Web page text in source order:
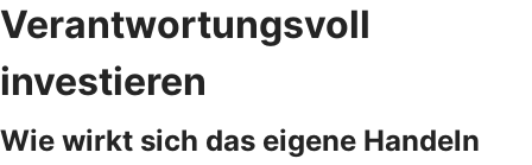
Verantwortungsvoll
investieren
Wie wirkt sich das eigene Handeln